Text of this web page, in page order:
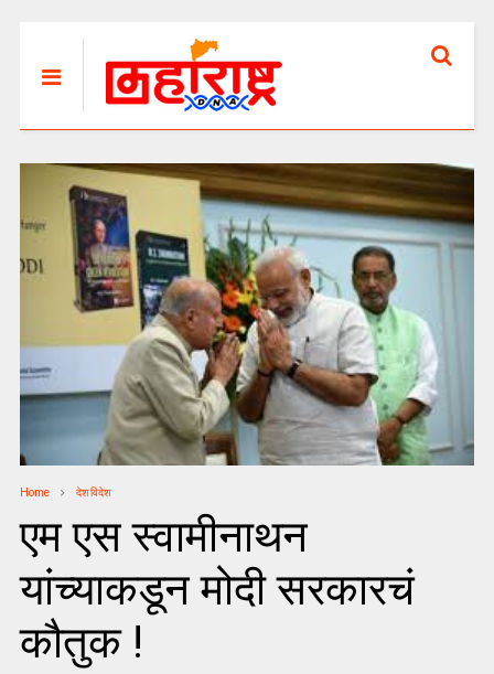
Home देश विदेश
एम एस स्वामीनाथन
यांच्याकडून मोदी सरकारचं
कौतुक !